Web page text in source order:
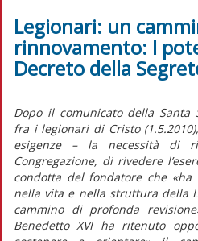
Legionari: un
rinnovamento: I
Decreto della
Dopo il comunicato della Santa
fra i legionari di Cristo
esigenze – la necessità di
Congregazione, di rivedere
condotta del fondatore che «ha
nella vita e nella struttura della
cammino di profonda
Benedetto XVI ha ritenuto